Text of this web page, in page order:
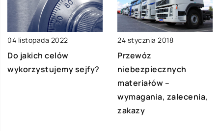
04 listopada 2022
Do jakich celów
wykorzystujemy sejfy?
24 stycznia 2018
Przewóz
niebezpiecznych
materiałów –
wymagania, zalecenia,
zakazy